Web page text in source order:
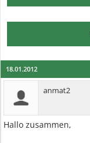
18.01.2012
anmat2
Hallo zusammen,